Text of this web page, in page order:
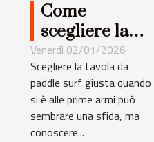
Come
scegliere la
tavola da
paddle surf
ideale per
principianti?
Venerdì 02/01/2026
Scegliere la tavola da
paddle surf giusta quando
si è alle prime armi può
sembrare una sfida, ma
conoscere...